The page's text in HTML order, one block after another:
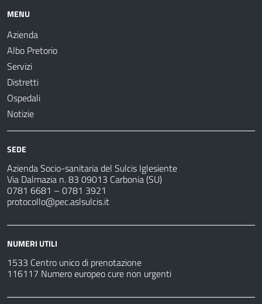
MENU
Azienda
Albo Pretorio
Servizi
Distretti
Ospedali
Notizie
SEDE
Azienda Socio-sanitaria del Sulcis Iglesiente
Via Dalmazia n. 83 09013 Carbonia (SU)
0781 6681 – 0781 3921
protocollo@pec.aslsulcis.it
NUMERI UTILI
1533 Centro unico di prenotazione
116117 Numero europeo cure non urgenti